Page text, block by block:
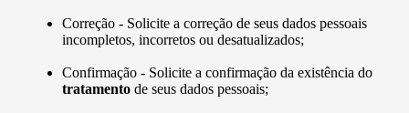
Correção - Solicite a correção de seus dados pessoais
incompletos, incorretos ou desatualizados;
Confirmação - Solicite a confirmação da existência do
tratamento de seus dados pessoais;